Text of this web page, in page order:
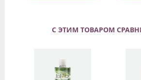
С ЭТИМ ТОВАРОМ